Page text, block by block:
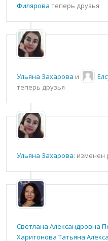
Филярова теперь друзья
Ульяна Захарова и
теперь друзья
Ульяна Захарова: изменен
Светлана Александровна
Харитонова Татьяна